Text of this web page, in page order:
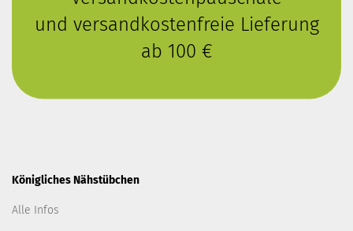
und versandkostenfreie Lieferung
ab 100 €
Königliches Nähstübchen
Alle Infos